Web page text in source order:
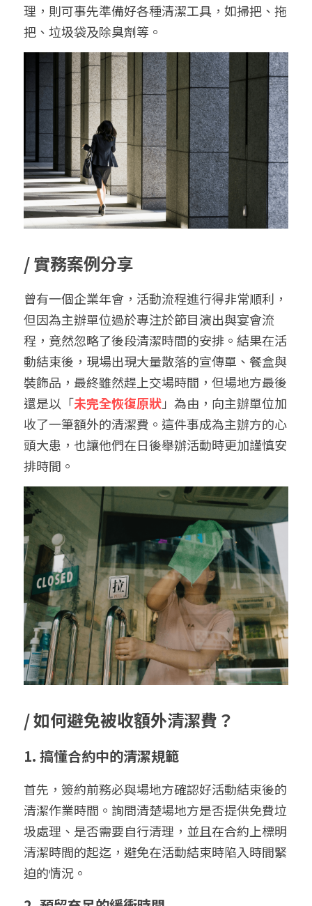
理，則可事先準備好各種清潔工具，如掃把、拖
把、垃圾袋及除臭劑等。
/ 實務案例分享
曾有一個企業年會，活動流程進行得非常順利，
但因為主辦單位過於專注於節目演出與宴會流
程，竟然忽略了後段清潔時間的安排。結果在活
動結束後，現場出現大量散落的宣傳單、餐盒與
裝飾品，最終雖然趕上交場時間，但場地方最後
還是以「未完全恢復原狀」為由，向主辦單位加
收了一筆額外的清潔費。這件事成為主辦方的心
頭大患，也讓他們在日後舉辦活動時更加謹慎安
排時間。
/ 如何避免被收額外清潔費？
1. 搞懂合約中的清潔規範
首先，簽約前務必與場地方確認好活動結束後的
清潔作業時間。詢問清楚場地方是否提供免費垃
圾處理、是否需要自行清理，並且在合約上標明
清潔時間的起迄，避免在活動結束時陷入時間緊
迫的情況。